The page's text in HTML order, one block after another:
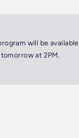
will be available
tomorrow at 2PM.